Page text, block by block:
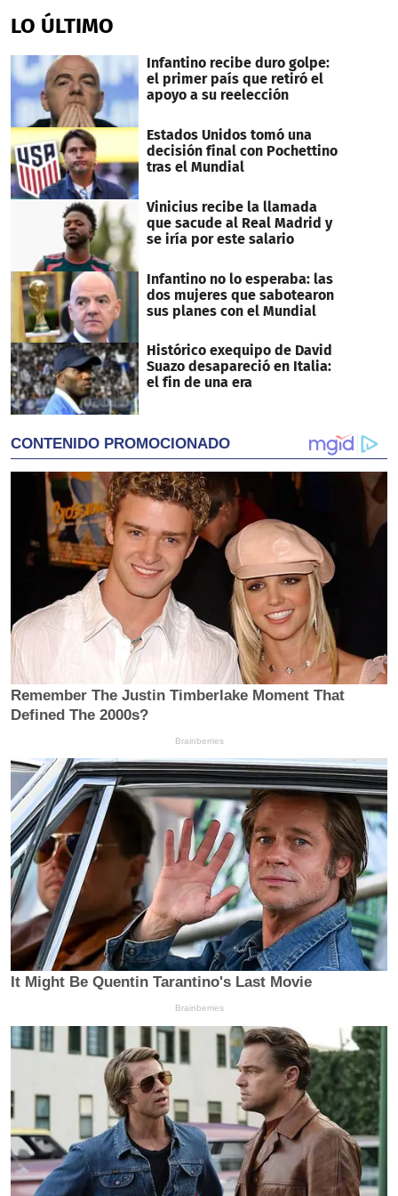
of
2
53
seconds
LO ÚLTIMO
Infantino recibe duro golpe:
el primer país que retiró el
apoyo a su reelección
Estados Unidos tomó una
decisión final con Pochettino
tras el Mundial
Vinicius recibe la llamada
que sacude al Real Madrid y
se iría por este salario
Infantino no lo esperaba: las
dos mujeres que sabotearon
sus planes con el Mundial
Histórico exequipo de David
Suazo desapareció en Italia:
el fin de una era